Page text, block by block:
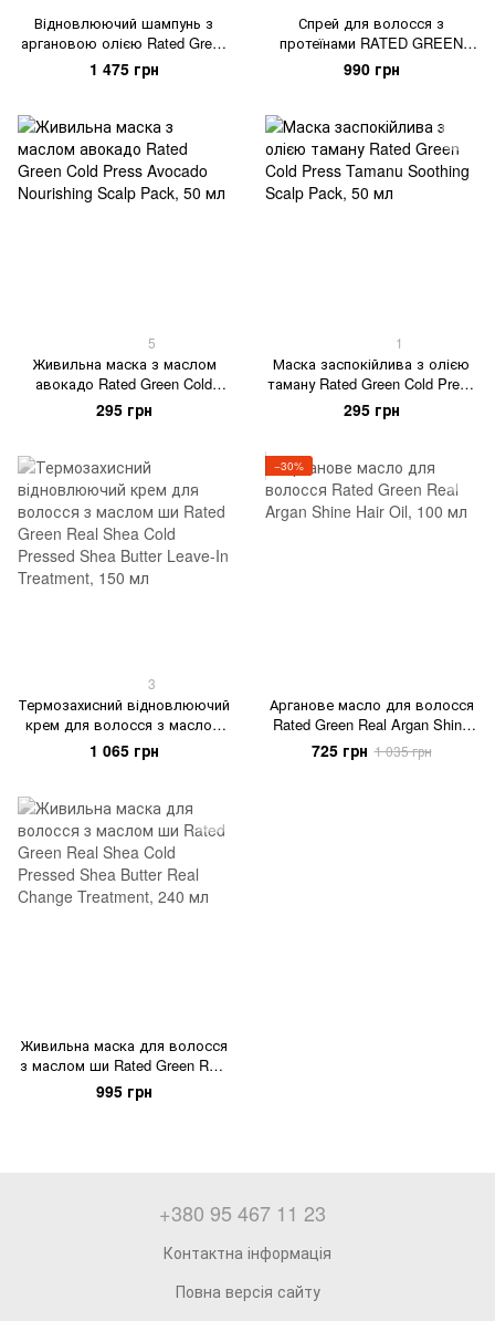
Відновлюючий шампунь з
аргановою олією Rated Green
Real Argan Repairing Shampoo,
400 мл
1 475 грн
Спрей для волосся з
протеїнами RATED GREEN
Real Shea Protein Recharging
Leave-In Treatment Spray, 80ml
990 грн
5
Живильна маска з маслом
авокадо Rated Green Cold
Press Avocado Nourishing Scalp
Pack, 50 мл
295 грн
1
Маска заспокійлива з олією
таману Rated Green Cold Press
Tamanu Soothing Scalp Pack,
50 мл
295 грн
3
Термозахисний відновлюючий
крем для волосся з маслом
ши Rated Green Real Shea Cold
Pressed Shea Butter Leave-In
1 065 грн
−30%
Арганове масло для волосся
Rated Green Real Argan Shine
Hair Oil, 100 мл
725 грн 1 035 грн
Живильна маска для волосся
з маслом ши Rated Green Real
Shea Cold Pressed Shea Butter
Real Change Treatment, 240 мл
995 грн
+380 95 467 11 23
Контактна інформація
Повна версія сайту